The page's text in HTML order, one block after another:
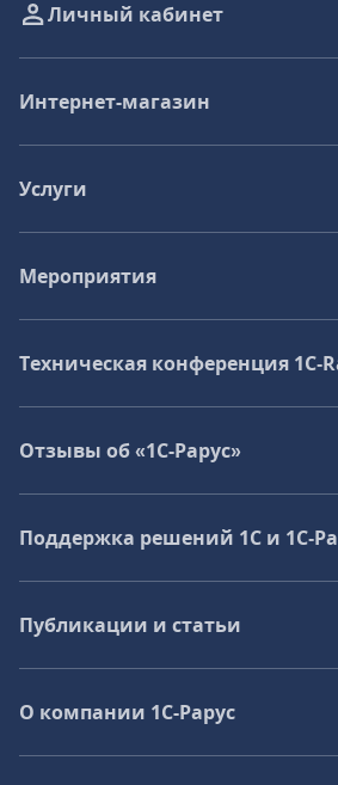
Личный кабинет
Интернет-магазин
Услуги
Мероприятия
Техническая конференция
Отзывы об «1С-Рарус»
Поддержка решений 1С и
Публикации и статьи
О компании 1C-Рарус